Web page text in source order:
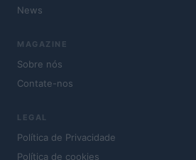
News
MAGAZINE
Sobre nós
Contate-nos
LEGAL
Política de Privacidade
Política de cookies